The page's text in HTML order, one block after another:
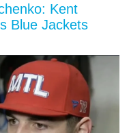
Kent
Blue Jackets